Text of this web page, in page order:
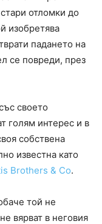
отломки до
изобретява
падането на
се повреди, през
своето
голям интерес и в
собствена
известна като
Brothers & Co.
той не
вярват в неговия